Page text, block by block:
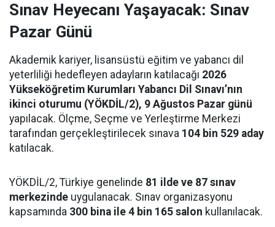
Sınav Heyecanı Yaşayacak: Sınav
Pazar Günü
Akademik kariyer, lisansüstü eğitim ve yabancı dil
yeterliliği hedefleyen adayların katılacağı 2026
Yükseköğretim Kurumları Yabancı Dil Sınavı’nın
ikinci oturumu (YÖKDİL/2), 9 Ağustos Pazar günü
yapılacak. Ölçme, Seçme ve Yerleştirme Merkezi
tarafından gerçekleştirilecek sınava 104 bin 529 aday
katılacak.
YÖKDİL/2, Türkiye genelinde 81 ilde ve 87 sınav
merkezinde uygulanacak. Sınav organizasyonu
kapsamında 300 bina ile 4 bin 165 salon kullanılacak.